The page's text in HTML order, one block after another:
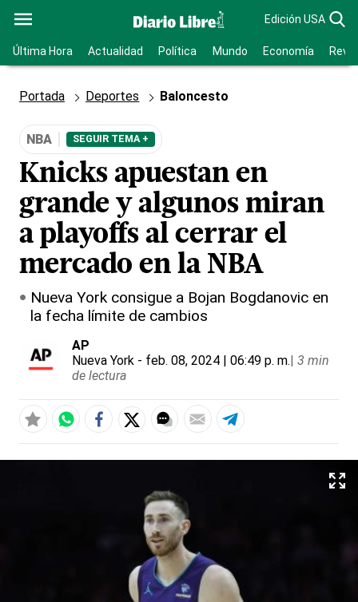
Edición USA
Última Hora Actualidad Política Mundo Economía
Portada Deportes Baloncesto
NBA SEGUIR TEMA +
Knicks apuestan en
grande y algunos miran
a playoffs al cerrar el
mercado en la NBA
Nueva York consigue a Bojan Bogdanovic en
la fecha límite de cambios
AP
Nueva York - feb. 08, 2024 | 06:49 p. m.| 3 min
de lectura